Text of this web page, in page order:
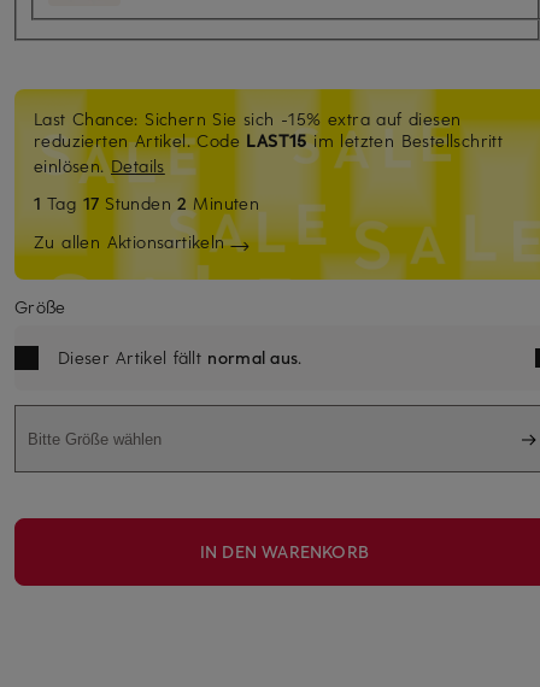
Last Chance: Sichern Sie sich -15% extra auf diesen
reduzierten Artikel. Code LAST15im letzten Bestellschritt
einlösen.Details
1 Tag 17 Stunden2 Minuten
Zu allen Aktionsartikeln
Größe
Dieser Artikel fällt normal aus.
Bitte Größe wählen
IN DEN WARENKORB